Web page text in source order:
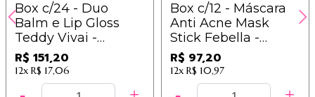
Box c/24 - Duo
Balm e Lip Gloss
Teddy Vivai -
3206.1.1/3178.1.1 -
Cores Sortidas / 6,30
R$ 151,20
12x R$ 17,06
Box c/12 - Máscara
Anti Acne Mask
Stick Febella -
MGS10101 / 8,10
R$ 97,20
12x R$ 10,97